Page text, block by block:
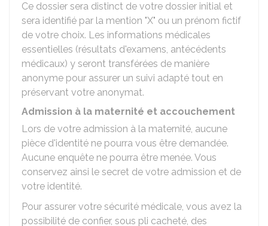
Ce dossier sera distinct de votre dossier initial et
sera identifié par la mention "X" ou un prénom fictif
de votre choix. Les informations médicales
essentielles (résultats d'examens, antécédents
médicaux) y seront transférées de manière
anonyme pour assurer un suivi adapté tout en
préservant votre anonymat.
Admission à la maternité et accouchement
Lors de votre admission à la maternité, aucune
pièce d'identité ne pourra vous être demandée.
Aucune enquête ne pourra être menée. Vous
conservez ainsi le secret de votre admission et de
votre identité.
Pour assurer votre sécurité médicale, vous avez la
possibilité de confier, sous pli cacheté, des